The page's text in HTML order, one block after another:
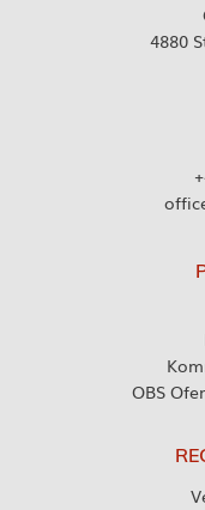
4880
OBS